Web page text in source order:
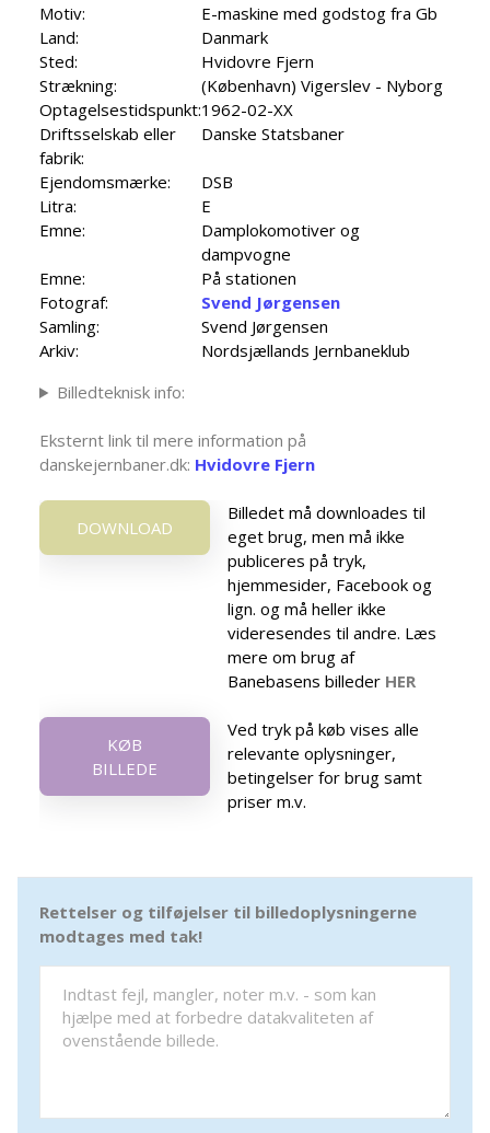
Motiv:
E-maskine med godstog fra Gb
Land:
Danmark
Sted:
Hvidovre Fjern
Strækning:
(København) Vigerslev - Nyborg
Optagelsestidspunkt:1962-02-XX
Driftsselskab eller
fabrik:
Danske Statsbaner
Ejendomsmærke:
DSB
Litra:
E
Emne:
Damplokomotiver og
dampvogne
Emne:
På stationen
Fotograf:
Svend Jørgensen
Samling:
Svend Jørgensen
Arkiv:
Nordsjællands Jernbaneklub
Billedteknisk info:
Eksternt link til mere information på
danskejernbaner.dk: Hvidovre Fjern
DOWNLOAD
Billedet må downloades til
eget brug, men må ikke
publiceres på tryk,
hjemmesider, Facebook og
lign. og må heller ikke
videresendes til andre. Læs
mere om brug af
Banebasens billeder HER
KØB
BILLEDE
Ved tryk på køb vises alle
relevante oplysninger,
betingelser for brug samt
priser m.v.
Rettelser og tilføjelser til billedoplysningerne
modtages med tak!